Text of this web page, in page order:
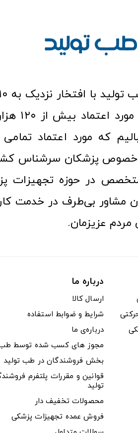
عرصه کالا
که مورد اعتماد تمامی
پزشکان سرشناس
متخصص در حوزه تجهیزات
بی‌طرف در خدمت
عزیزمان.
درباره ما
ارسال کالا
شرایط و ضوابط استفاده
درباره‌ی ما
مجوز های کسب شده توسط طب
بخش فروشندگان در طب تولید
قوانین و مقررات پلتفرم
تولید
محصولات تخفیف دار
فروش عمده تجهیزات پزشکی